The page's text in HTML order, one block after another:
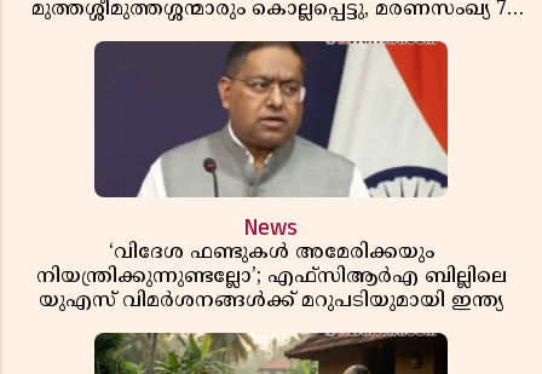
മുത്തശ്ശീമുത്തശ്ശന്മാരും കൊല്ലപ്പെട്ടു, മരണസംഖ്യ 7;
News
‘വിദേശ ഫണ്ടുകൾ അമേരിക്കയും
നിയന്ത്രിക്കുന്നുണ്ടല്ലോ’; എഫ്സിആർഎ ബില്ലിലെ
യുഎസ് വിമർശനങ്ങൾക്ക് മറുപടിയുമായി ഇന്ത്യ